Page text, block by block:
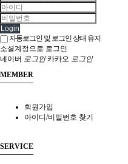
Login
자동로그인 및 로그인 상태 유지
소셜계정으로 로그인
네이버 로그인 카카오 로그인
MEMBER
회원가입
아이디/비밀번호 찾기
SERVICE